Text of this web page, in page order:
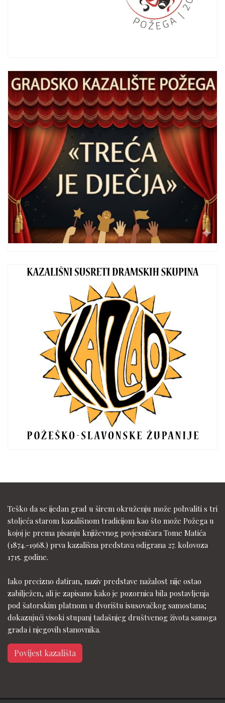
Teško da se ijedan grad u širem okruženju može pohvaliti s tri
stoljeća starom kazališnom tradicijom kao što može Požega u
kojoj je prema pisanju književnog povjesničara Tome Matića
(1874.-1968.) prva kazališna predstava odigrana 27. kolovoza
1715. godine.
Iako precizno datiran, naziv predstave nažalost nije ostao
zabilježen, ali je zapisano kako je pozornica bila postavljenja
pod šatorskim platnom u dvorištu isusovačkog samostana;
dokazujući visoki stupanj tadašnjeg društvenog života samoga
grada i njegovih stanovnika.
Povijest kazališta